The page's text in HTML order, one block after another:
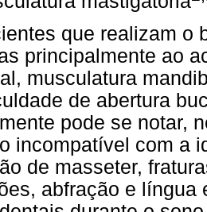
que realizam o
principalmente ao
musculatura
de abertura
pode se notar,
incompatível com a
de masseter,
abfração e língua